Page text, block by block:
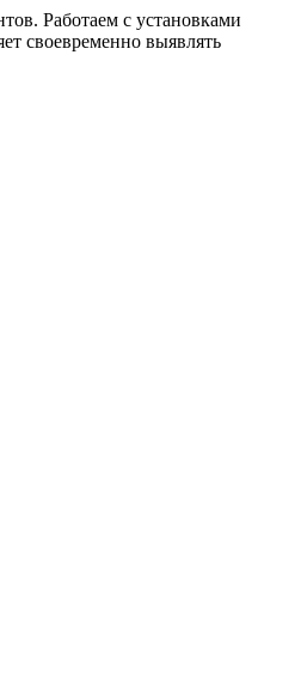
Работаем с установками
своевременно выявлять